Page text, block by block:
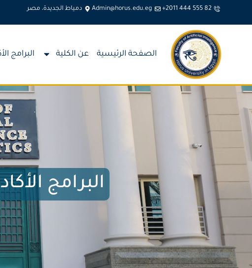
+2011 444 555 82
Admin@horus.edu.eg دمياط الجديدة، مصر
الصفحة الرئيسية عن الكلية البرامج
البرامج